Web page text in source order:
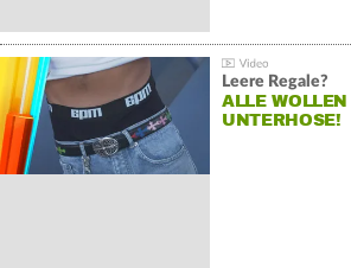
Leere Regale?
ALLE
UNTERHOSE!